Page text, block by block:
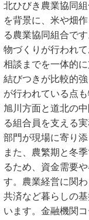
北ひびき農業協同
を背景に、米や畑
る農業協同組合で
物づくりが行われ
相談までを一体的
結びつきが比較的
が行われている点も
旭川方面と道北の
る組合員を支える
部門が現場に寄り添
また、農繁期と冬
るため、資金需要
す。農業経営に関
共済など暮らしの
います。金融機関